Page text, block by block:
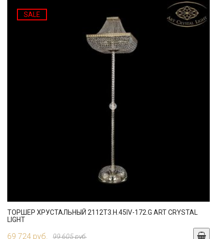
SALE
ТОРШЕР ХРУСТАЛЬНЫЙ 2112T3.H.45IV-172.G ART CRYSTAL
LIGHT
69 724 руб. 99 605 руб.